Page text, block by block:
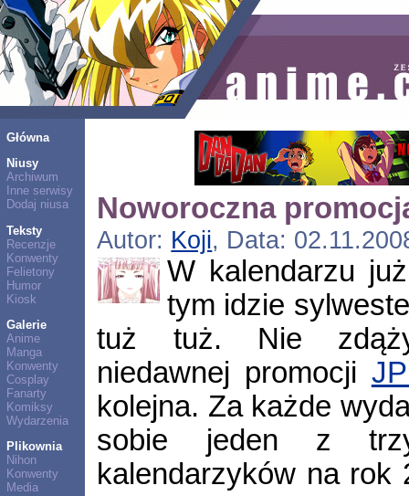
Główna
Niusy
Archiwum
Inne serwisy
Dodaj niusa
Teksty
Recenzje
Konwenty
Felietony
Humor
Kiosk
Galerie
Anime
Manga
Konwenty
Cosplay
Fanarty
Komiksy
Wydarzenia
Plikownia
Nihon
Konwenty
Media
Noworoczna
Autor: Koji, Data:
W kalendarzu
tym idzie
tuż tuż. Nie
niedawnej promocji
kolejna. Za każde
sobie jeden z
kalendarzyków na